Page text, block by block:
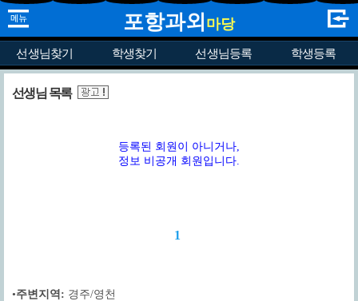
포항과외 마당
선생님찾기 학생찾기 선생님등록 학생등록
선생님 목록
등록된 회원이 아니거나,
정보 비공개 회원입니다.
1
•주변지역: 경주/영천